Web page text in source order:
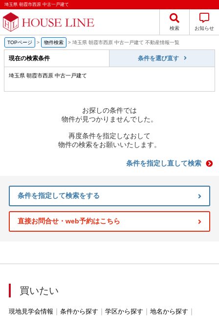
埼玉県 朝霞市西原 中古一戸建て
検索 お知らせ
TOPページ > 物件検索 > 埼玉県 朝霞市西原 中古一戸建て 不動産情報一覧
現在の検索条件 条件を選び直す
埼玉県 朝霞市西原 中古一戸建て
お探しの条件では
物件が見つかりませんでした。
再度条件を指定しなおして
物件の検索をお願いいたします。
条件を指定し直して検索
条件を指定して検索をする
直接お問合せ・web予約はこちら
買いたい
現地見学会情報 条件から探す 学区から探す
地名から探す